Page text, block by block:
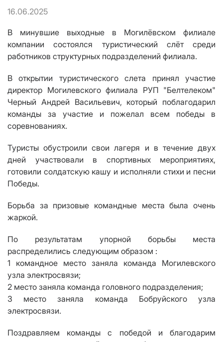
16.06.2025
В минувшие выходные в Могилёвском филиале
компании состоялся туристический слёт среди
работников структурных подразделений филиала.
В открытии туристического слета принял участие
директор Могилевского филиала РУП "Белтелеком"
Черный Андрей Васильевич, который поблагодарил
команды за участие и пожелал всем победы в
соревнованиях.
Туристы обустроили свои лагеря и в течение двух
дней участвовали в спортивных мероприятиях,
готовили солдатскую кашу и исполняли стихи и песни
Победы.
Борьба за призовые командные места была очень
жаркой.
По результатам упорной борьбы места
распределились следующим образом :
1 командное место заняла команда Могилевского
узла электросвязи;
2 место заняла команда головного подразделения;
3 место заняла команда Бобруйского узла
электросвязи.
Поздравляем команды с победой и благодарим